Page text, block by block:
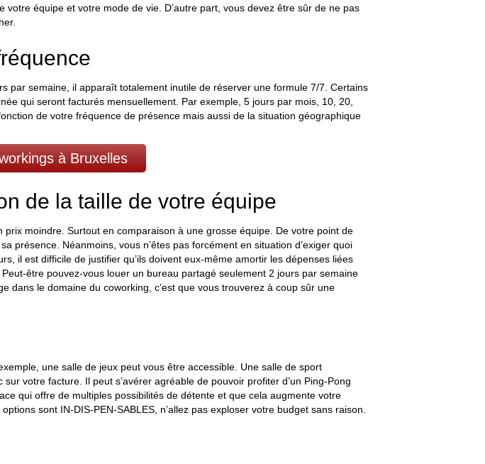
équipe et votre mode de vie. D’autre part, vous devez être sûr de ne pas
par semaine, il apparaît totalement inutile de réserver une formule 7/7. Certains
qui seront facturés mensuellement. Par exemple, 5 jours par mois, 10, 20,
de votre fréquence de présence mais aussi de la situation géographique
à Bruxelles
de la taille de votre équipe
moindre. Surtout en comparaison à une grosse équipe. De votre point de
présence. Néanmoins, vous n’êtes pas forcément en situation d’exiger quoi
il est difficile de justifier qu’ils doivent eux-même amortir les dépenses liées
être pouvez-vous louer un bureau partagé seulement 2 jours par semaine
dans le domaine du coworking, c’est que vous trouverez à coup sûr une
une salle de jeux peut vous être accessible. Une salle de sport
sur votre facture. Il peut s’avérer agréable de pouvoir profiter d’un Ping-Pong
qui offre de multiples possibilités de détente et que cela augmente votre
sont IN-DIS-PEN-SABLES, n’allez pas exploser votre budget sans raison.